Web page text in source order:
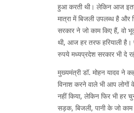
हुआ करती थी। लेकिन आज इतने
मात्रा में बिजली उपलब्ध है और
सरकार ने जो काम किए हैं, वो
थी, आज हर तरफ हरियाली है।
रुपये मध्यप्रदेश सरकार भी दे
मुख्यमंत्री डॉ. मोहन यादव ने
विनाश करने वाले भी आप
नहीं किया, लेकिन फिर भी हर
सड़क, बिजली, पानी के जो